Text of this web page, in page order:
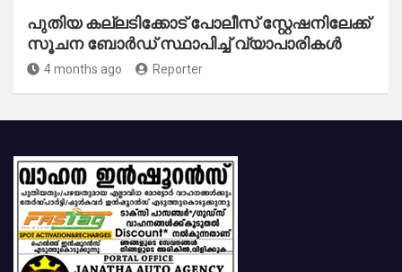
പുതിയ കല്ലടിക്കോട് പോലീസ് സ്റ്റേഷനിലേക്ക്
സൂചന ബോർഡ് സ്ഥാപിച്ച് വ്യാപാരികൾ
4 months ago Reporter